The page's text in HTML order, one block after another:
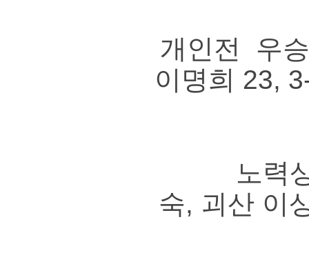
개인전 우
이명희 23,
노력상 10
숙, 괴산 이